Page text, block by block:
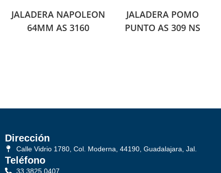
JALADERA NAPOLEON
64MM AS 3160
JALADERA POMO
PUNTO AS 309 NS
Dirección
Calle Vidrio 1780, Col. Moderna, 44190, Guadalajara, Jal.
Teléfono
33 3825 0407